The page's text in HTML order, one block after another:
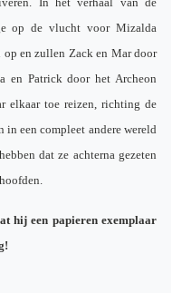
op de vlucht voor Mizalda
en zullen Zack en Mar door
en Patrick door het Archeon
elkaar toe reizen, richting de
een compleet andere wereld
dat ze achterna gezeten
hij een papieren exemplaar